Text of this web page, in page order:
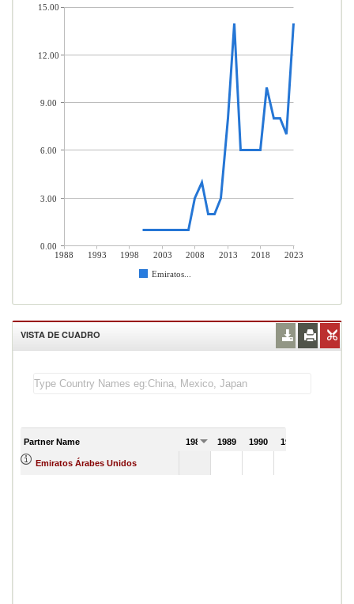
1988 1993 1998 2003 2008 2013 2018
2023
Emiratos...
15.00
12.00
9.00
6.00
3.00
0.00
VISTA DE CUADRO
Partner Name 1988 1989 1990 1991
Emiratos Árabes Unidos